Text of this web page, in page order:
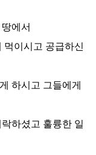
에서
이시고 공급하신
하시고 그들에게
하셨고 훌륭한 일